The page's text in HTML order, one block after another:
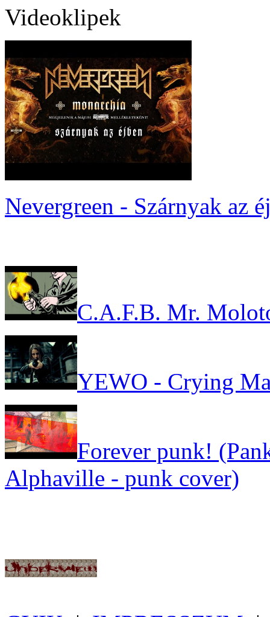
Videoklipek
Nevergreen - Szárnyak az
C.A.F.B. Mr.
YEWO - Crying
Forever punk!
Alphaville - punk cover)